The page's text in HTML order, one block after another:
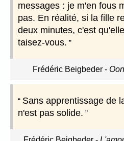
messages : je m'en fous
pas. En réalité, si la fille
deux minutes, c'est
taisez-vous.
Frédéric Beigbeder -
Sans apprentissage de
n'est pas solide.